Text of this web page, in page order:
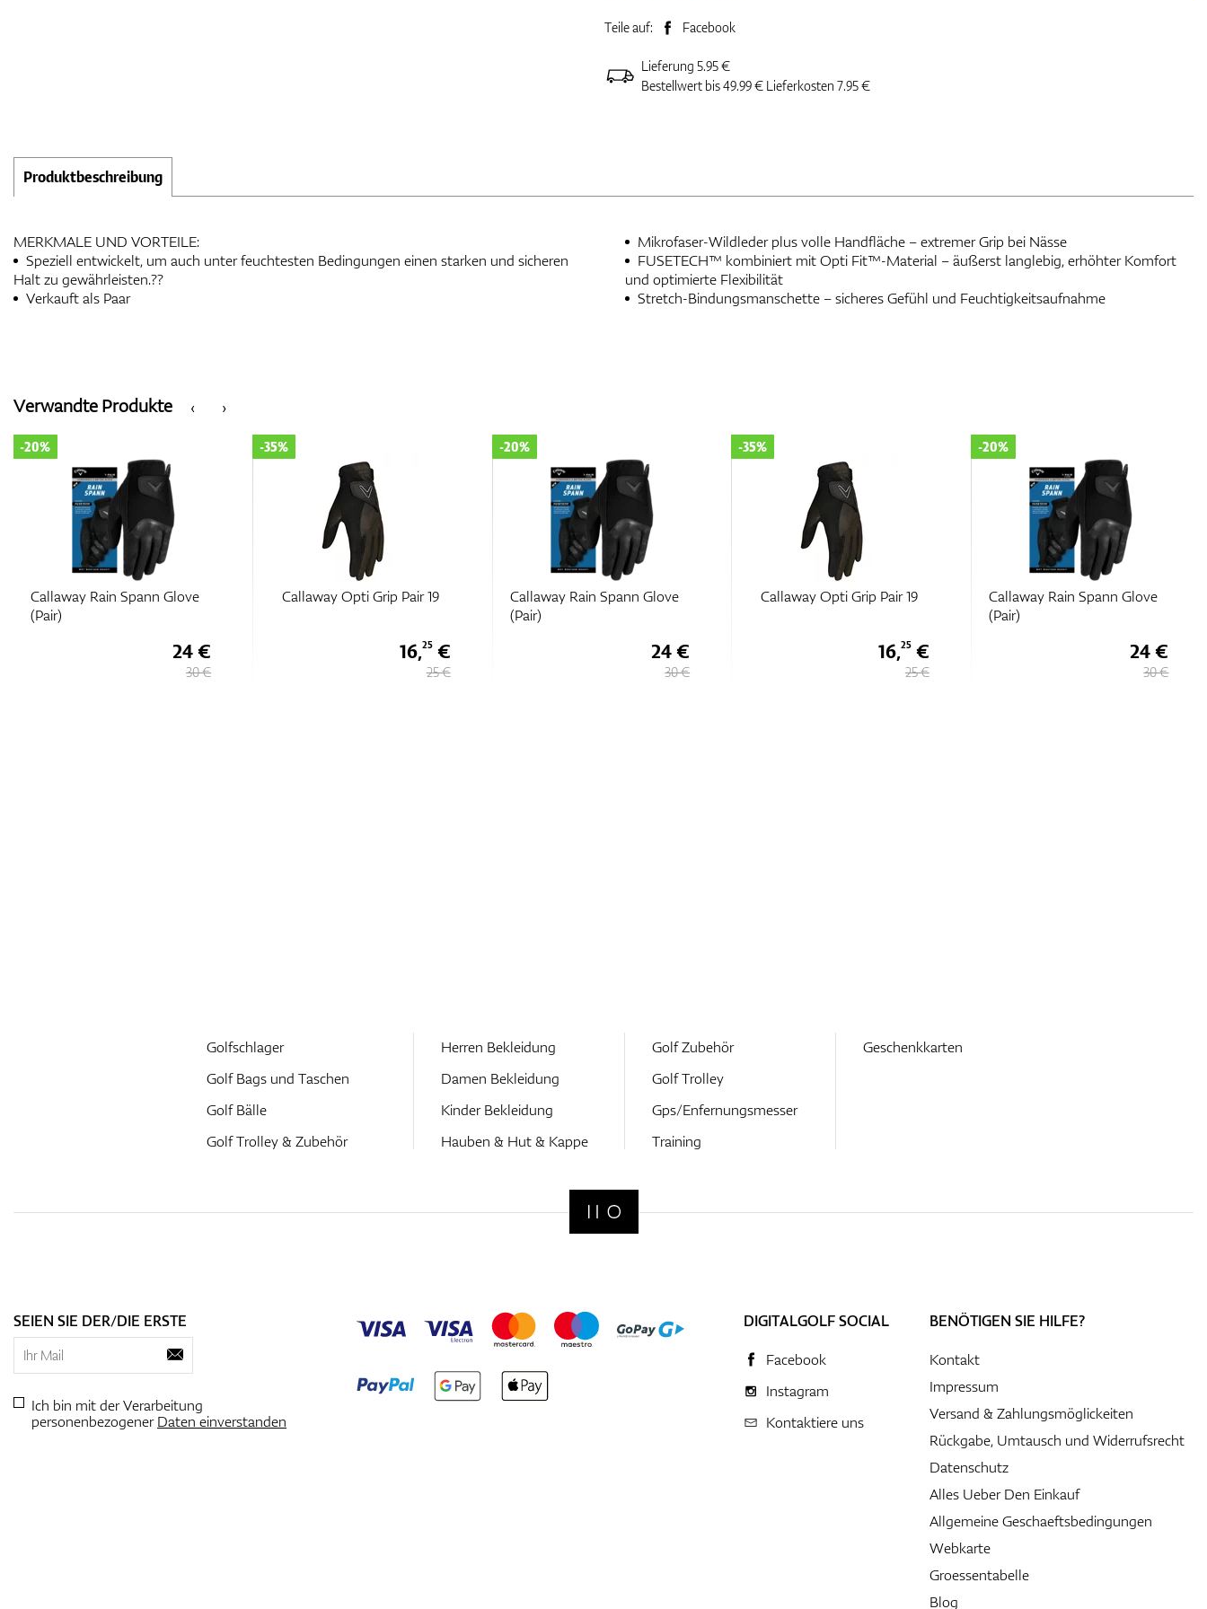
Teile auf: Facebook
Lieferung 5.95 €
Bestellwert bis 49.99 € Lieferkosten 7.95 €
Produktbeschreibung
MERKMALE UND VORTEILE:
Speziell entwickelt, um auch unter feuchtesten Bedingungen einen starken und sicheren
Halt zu gewährleisten.??
Verkauft als Paar
Mikrofaser-Wildleder plus volle Handfläche – extremer Grip bei Nässe
FUSETECH™ kombiniert mit Opti Fit™-Material – äußerst langlebig, erhöhter Komfort
und optimierte Flexibilität
Stretch-Bindungsmanschette – sicheres Gefühl und Feuchtigkeitsaufnahme
‹
Verwandte Produkte ›
Callaway Rain Spann Glove
(Pair)
-20%
24 €
30 €
Callaway Opti Grip Pair 19
-35%
16,25€
25 €
Callaway Rain Spann Glove
(Pair)
-20%
24 €
30 €
Callaway Opti Grip Pair 19
-35%
16,25€
25 €
Callaway Rain Spann Glove
(Pair)
-20%
24 €
30 €
Golfschlager
Golf Bags und Taschen
Golf Bälle
Golf Trolley & Zubehör
Herren Bekleidung
Damen Bekleidung
Kinder Bekleidung
Hauben & Hut & Kappe
Golf Zubehör
Golf Trolley
Gps/Enfernungsmesser
Training
Geschenkkarten
SEIEN SIE DER/DIE ERSTE
Ich bin mit der Verarbeitung
personenbezogenerDaten einverstanden
DIGITALGOLF SOCIAL
Facebook
Instagram
Kontaktiere uns
BENÖTIGEN SIE HILFE?
Kontakt
Impressum
Versand & Zahlungsmöglickeiten
Rückgabe, Umtausch und Widerrufsrecht
Datenschutz
Alles Ueber Den Einkauf
Allgemeine Geschaeftsbedingungen
Webkarte
Groessentabelle
Blog